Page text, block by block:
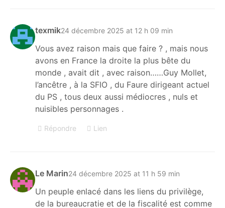
texmik24 décembre 2025 at 12 h 09 min
Vous avez raison mais que faire ? , mais nous
avons en France la droite la plus bête du
monde , avait dit , avec raison……Guy Mollet,
l’ancêtre , à la SFIO , du Faure dirigeant actuel
du PS , tous deux aussi médiocres , nuls et
nuisibles personnages .
Répondre Lien
Le Marin24 décembre 2025 at 11 h 59 min
Un peuple enlacé dans les liens du privilège,
de la bureaucratie et de la fiscalité est comme